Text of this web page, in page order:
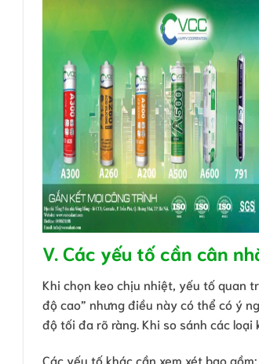
V. Các yếu tố cần cân
Khi chọn keo chịu nhiệt, yếu tố quan
độ cao” nhưng điều này có thể có ý
độ tối đa rõ ràng. Khi so sánh các
Các yếu tố khác cần xem xét bao gồm: